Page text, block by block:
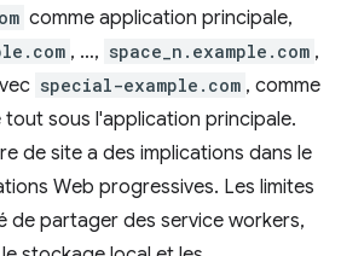
comme application principale,
, …, space_n.example.com ,
special-example.com , comme
sous l'application principale.
de site a des implications dans le
Web progressives. Les limites
de partager des service workers,